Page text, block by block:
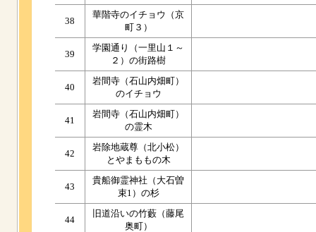
38
華階寺のイチョウ（京
町３）
39
学園通り（一里山１～
２）の街路樹
40
岩間寺（石山内畑町）
のイチョウ
41
岩間寺（石山内畑町）
の霊木
42
岩除地蔵尊（北小松）
とやまももの木
43
貴船御霊神社（大石曽
束1）の杉
44
旧道沿いの竹藪（藤尾
奥町）